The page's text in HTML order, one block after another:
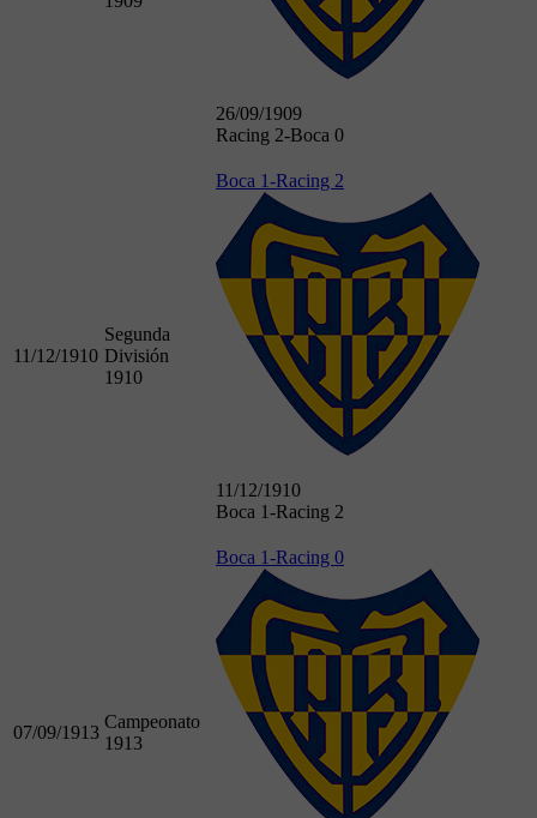
26/09/1909
Racing 2-Boca 0
11/12/1910
Segunda
División
1910
Boca 1-Racing 2
11/12/1910
Boca 1-Racing 2
07/09/1913
Campeonato
1913
Boca 1-Racing 0